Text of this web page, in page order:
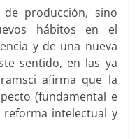
producción, sino
hábitos en el
y de una nueva
sentido, en las ya
afirma que la
(fundamental e
reforma intelectual y